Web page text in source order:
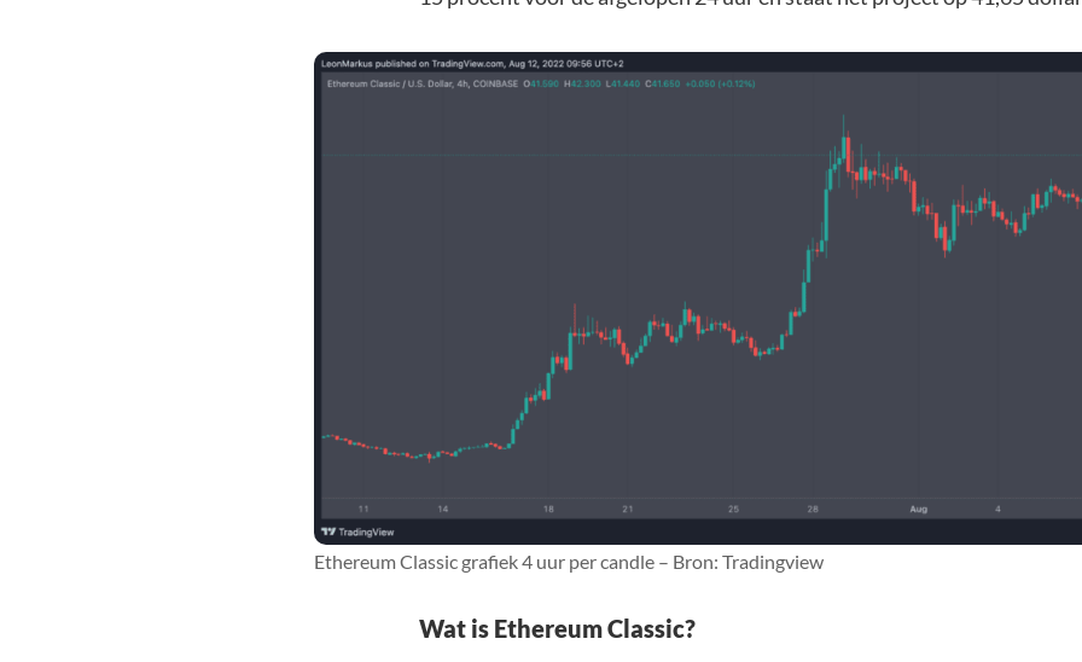
Ethereum Classic grafiek 4 uur per candle – Bron: Tradingview
Wat is Ethereum Classic?